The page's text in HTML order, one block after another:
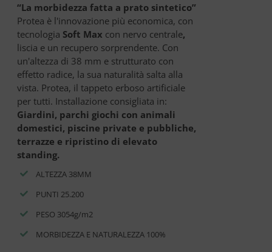
“La morbidezza fatta a prato sintetico”
Protea è l'innovazione più economica, con
tecnologia Soft Max con nervo centrale,
liscia e un recupero sorprendente. Con
un'altezza di 38 mm e strutturato con
effetto radice, la sua naturalità salta alla
vista. Protea, il tappeto erboso artificiale
per tutti. Installazione consigliata in:
Giardini, parchi giochi con animali
domestici, piscine private e pubbliche,
terrazze e ripristino di elevato
standing.
ALTEZZA 38MM
PUNTI 25.200
PESO 3054g/m2
MORBIDEZZA E NATURALEZZA 100%